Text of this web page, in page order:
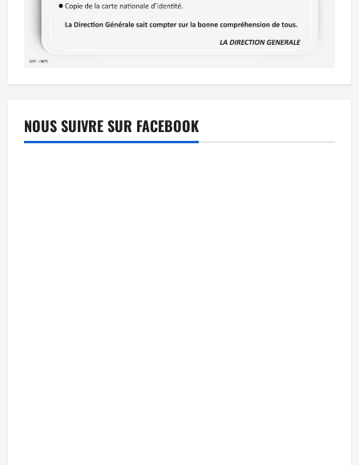
NOUS SUIVRE SUR FACEBOOK